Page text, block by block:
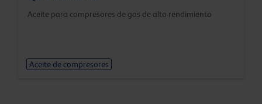
Aceite para compresores de gas de alto rendimiento
Aceite de compresores